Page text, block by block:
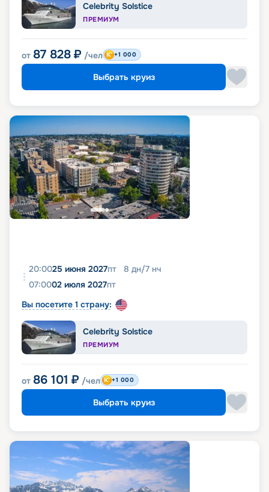
Celebrity Solstice
ПРЕМИУМ
от 87 828 ₽ /чел +1 000
Выбрать круиз
20:0025 июня 2027пт 8 дн/7 нч
07:0002 июля 2027пт
Вы посетите 1 страну:
Celebrity Solstice
ПРЕМИУМ
от 86 101 ₽ /чел +1 000
Выбрать круиз